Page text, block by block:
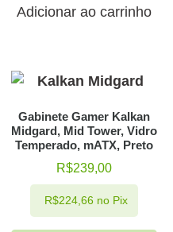
Adicionar ao carrinho
Gabinete Gamer Kalkan
Midgard, Mid Tower, Vidro
Temperado, mATX, Preto
R$239,00
R$224,66 no Pix